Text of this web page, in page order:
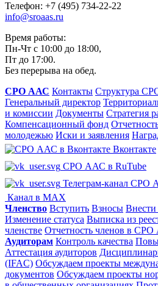
Телефон: +7 (495) 734-22-22
info@sroaas.ru
Время работы:
Пн-Чт с 10:00 до 18:00,
Пт до 17:00.
Без перерыва на обед.
СРО ААС Контакты Структура
Генеральный директор
и комиссии Документы Стратегия
Компенсационный фонд
молодежью Иски и заявления
Вконтакте
СРО ААС в RuTube
Телеграм-канал СРО
Канал в MAX
Членство Вступить Взносы Внести
Изменение статуса Выписка из
членстве Отчетность членов в
Аудиторам Контроль качества
Аттестация аудиторов
(IFAC) Обсуждаем проекты
документов Обсуждаем проекты